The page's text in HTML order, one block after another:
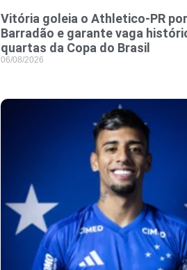
Vitória goleia o Athletico-PR por
Barradão e garante vaga
quartas da Copa do Brasil
06/08/2026